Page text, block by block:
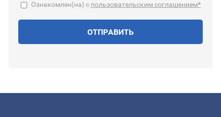
Ознакомлен(на) с пользовательским соглашением*
ОТПРАВИТЬ